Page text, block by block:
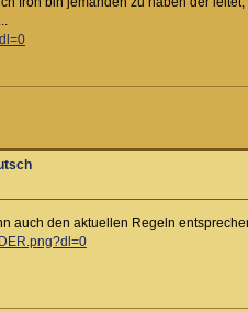
auch den aktuellen Regeln